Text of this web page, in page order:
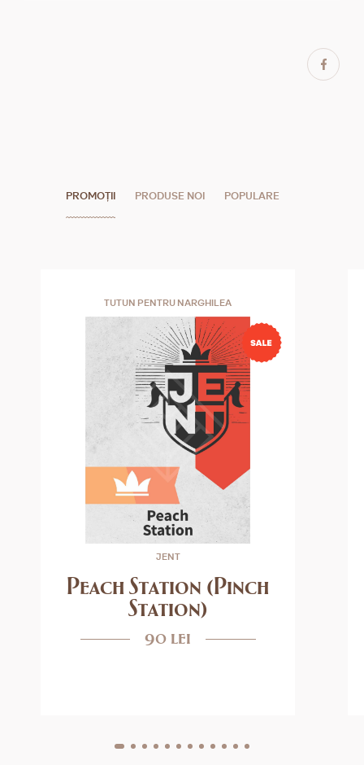
PROMOȚII PRODUSE NOI POPULARE
TUTUN PENTRU NARGHILEA
JENT
Peach Station (Pinch
Station)
90 lei